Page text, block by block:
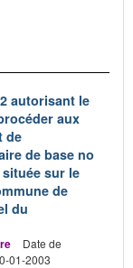
autorisant le
aux
de
de base no
sur le
de
du
Date de
01-2003